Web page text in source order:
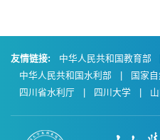
友情链接: 中华人民共和国教育部
中华人民共和国水利部
国家
四川省水利厅
四川大学